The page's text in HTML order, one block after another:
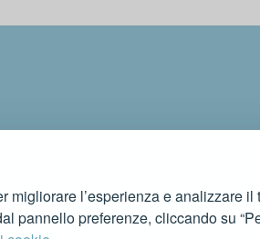
l’esperienza e analizzare il
pannello preferenze, cliccando su